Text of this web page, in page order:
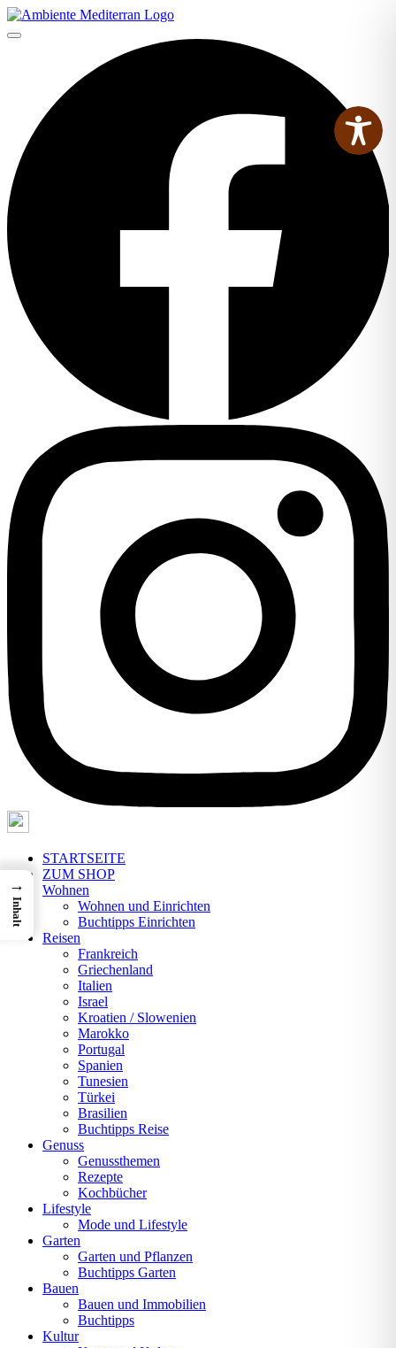
STARTSEITE
ZUM SHOP
Wohnen
Wohnen und Einrichten
Buchtipps Einrichten
Reisen
Frankreich
Griechenland
Italien
Israel
Kroatien / Slowenien
Marokko
Portugal
Spanien
Tunesien
Türkei
Brasilien
Buchtipps Reise
Genuss
Genussthemen
Rezepte
Kochbücher
Lifestyle
Mode und Lifestyle
Garten
Garten und Pflanzen
Buchtipps Garten
Bauen
Bauen und Immobilien
Buchtipps
Kultur
→
Inhalt